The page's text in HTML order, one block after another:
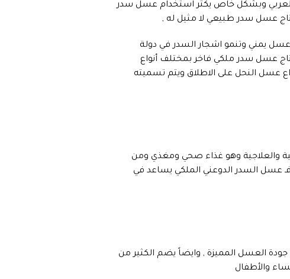
العربي وبشكل خاص يكثر استخدام عسل سدر
عسل سدر طبيعي لا مثيل له ,
يمني وتنمو اشجار السدر في دولة
عسل سدر ملكي فاخر بمختلف أنواع
عسل النحل على الاطلاق ويتم تسميته
والعلاجية وهو غذاء صحي ومغذي ومن
فـ عسل السدر الدوعني الملكي يساعد في
جودة العسل المميزة , وايضاً يضم الكثير من
والأطفال